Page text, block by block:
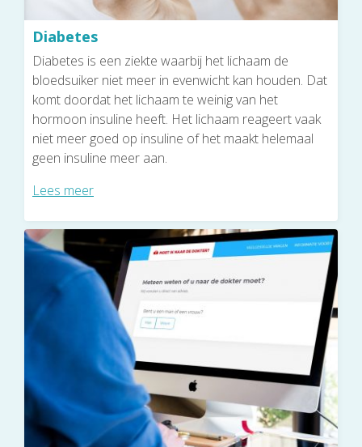
Diabetes
Diabetes is een ziekte waarbij het lichaam de
bloedsuiker niet meer in evenwicht kan houden. Dat
komt doordat het lichaam te weinig van het
hormoon insuline heeft. Het lichaam reageert vaak
niet meer goed op insuline of het maakt helemaal
geen insuline meer aan.
Lees meer